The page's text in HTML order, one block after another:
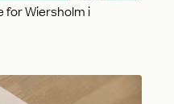
for Wiersholm i